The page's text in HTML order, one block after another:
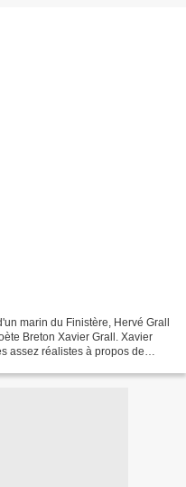
marin du Finistère, Hervé Grall
Breton Xavier Grall. Xavier
assez réalistes à propos de